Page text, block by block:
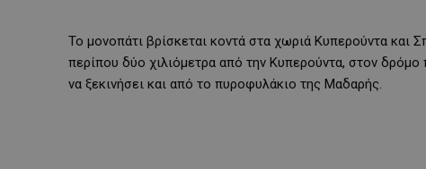
Το μονοπάτι βρίσκεται κοντά στα χωριά Κυπερούντα και
περίπου δύο χιλιόμετρα από την Κυπερούντα, στον
να ξεκινήσει και από το πυροφυλάκιο της Μαδαρής.